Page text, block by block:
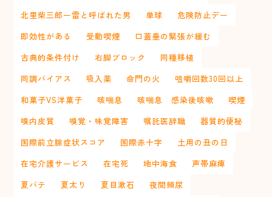
北里柴三郎ー雷と呼ばれた男 単球
危険防止デー
即効性がある
受動喫煙
口蓋垂の緊張が緩む
古典的条件付け
右脚ブロック
同種移植
同調バイアス
吸入薬 命門の火
咀嚼回数30回以上
和菓子VS洋菓子
咳喘息 咳喘息 感染後咳嗽
喫煙
嗅内皮質
嗅覚・味覚障害 嘱託医辞職
器質的便秘
国際前立腺症状スコア
国際赤十字
土用の丑の日
在宅介護サービス
在宅死 地中海食
声帯麻痺
夏バテ
夏太り 夏目漱石
夜間頻尿